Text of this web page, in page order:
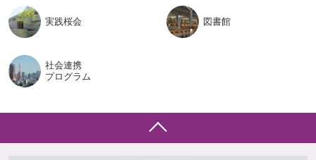
実践桜会 図書館
社会連携
プログラム